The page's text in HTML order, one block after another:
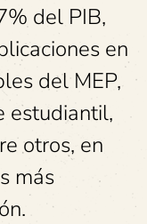
del PIB,
en
del MEP,
estudiantil,
otros, en
más